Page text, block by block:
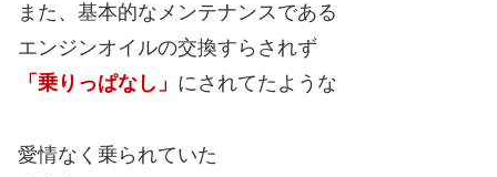
また、基本的なメンテナンスである
エンジンオイルの交換すらされず
「乗りっぱなし」 にされてたような
愛情なく乗られていた